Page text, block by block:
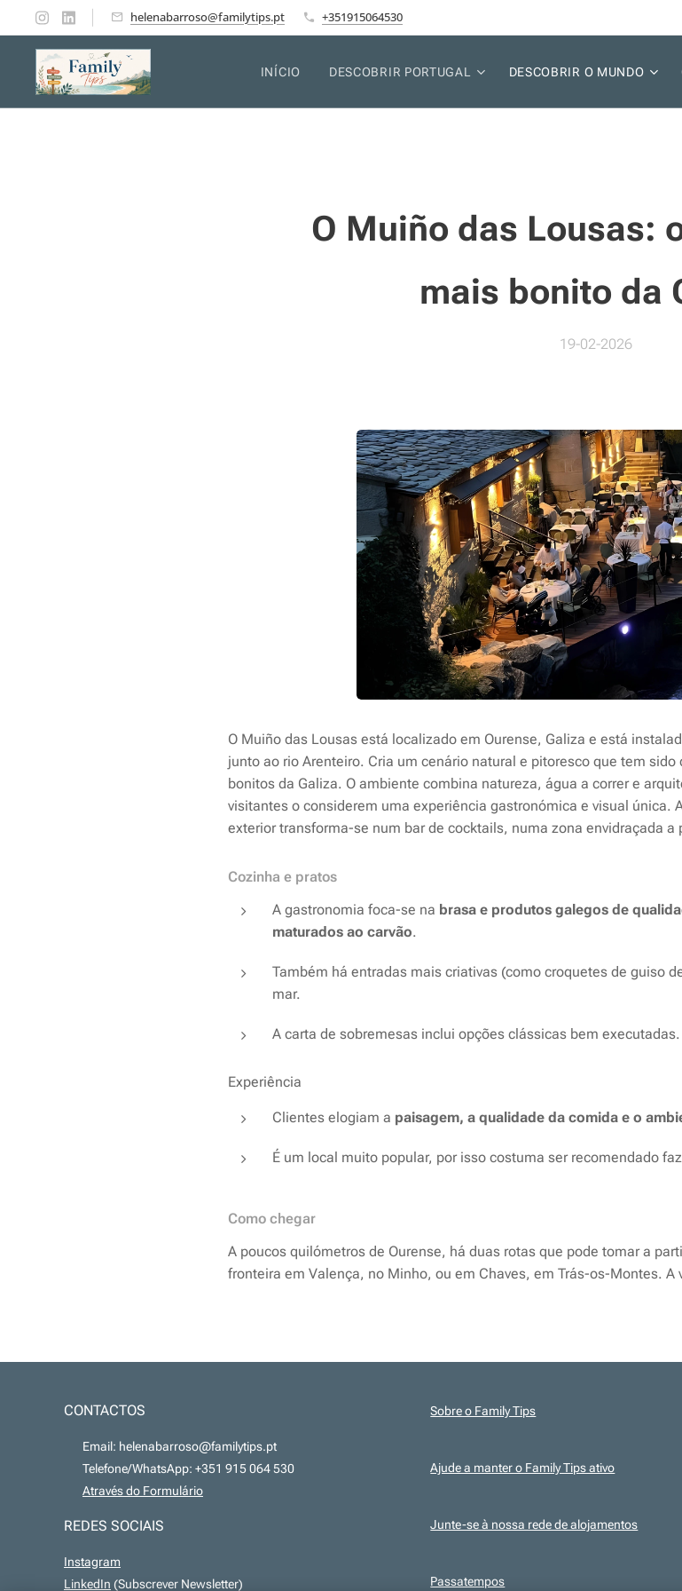
helenabarroso@familytips.pt +351915064530
INÍCIO DESCOBRIR PORTUGAL DESCOBRIR O MUNDO
O Muiño das Lousas:
mais bonito da
19-02-2026
O Muiño das Lousas está localizado em Ourense, Galiza e está
junto ao rio Arenteiro. Cria um cenário natural e pitoresco que tem
bonitos da Galiza. O ambiente combina natureza, água a correr e
visitantes o considerem uma experiência gastronómica e visual única.
exterior transforma-se num bar de cocktails, numa zona envidraçada a
Cozinha e pratos
A gastronomia foca-se na brasa e produtos galegos de
maturados ao carvão.
Também há entradas mais criativas (como croquetes de guiso
mar.
A carta de sobremesas inclui opções clássicas bem executadas.
Experiência
Clientes elogiam a paisagem, a qualidade da comida e o
É um local muito popular, por isso costuma ser recomendado
Como chegar
A poucos quilómetros de Ourense, há duas rotas que pode tomar a
fronteira em Valença, no Minho, ou em Chaves, em Trás-os-Montes.
CONTACTOS
📧 Email: helenabarroso@familytips.pt
📞 Telefone/WhatsApp: +351 915 064 530
Através do Formulário
REDES SOCIAIS
Instagram
LinkedIn (Subscrever Newsletter)
Sobre o Family Tips
Ajude a manter o Family Tips ativo
Junte-se à nossa rede de alojamentos
Passatempos